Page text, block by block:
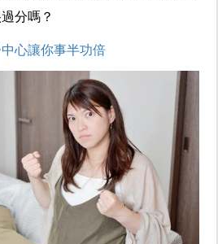
分嗎？
心讓你事半功倍